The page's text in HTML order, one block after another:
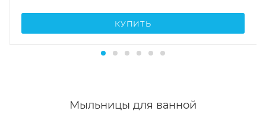
КУПИТЬ
Мыльницы для ванной